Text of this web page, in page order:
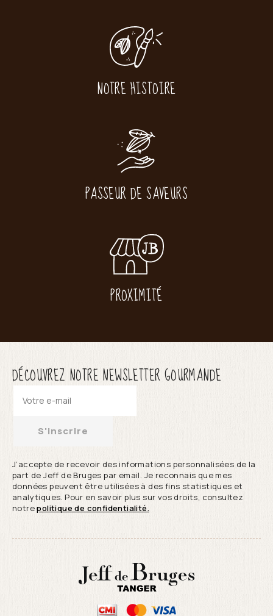
NOTRE HISTOIRE
PASSEUR DE SAVEURS
PROXIMITÉ
DÉCOUVREZ NOTRE NEWSLETTER GOURMANDE
S'inscrire
J’accepte de recevoir des informations personnalisées de la
part de Jeff de Bruges par email. Je reconnais que mes
données peuvent être utilisées à des fins statistiques et
analytiques. Pour en savoir plus sur vos droits, consultez
notrepolitique de confidentialité.